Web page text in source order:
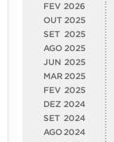
FEV 2026
OUT 2025
SET 2025
AGO 2025
JUN 2025
MAR 2025
FEV 2025
DEZ 2024
SET 2024
AGO 2024